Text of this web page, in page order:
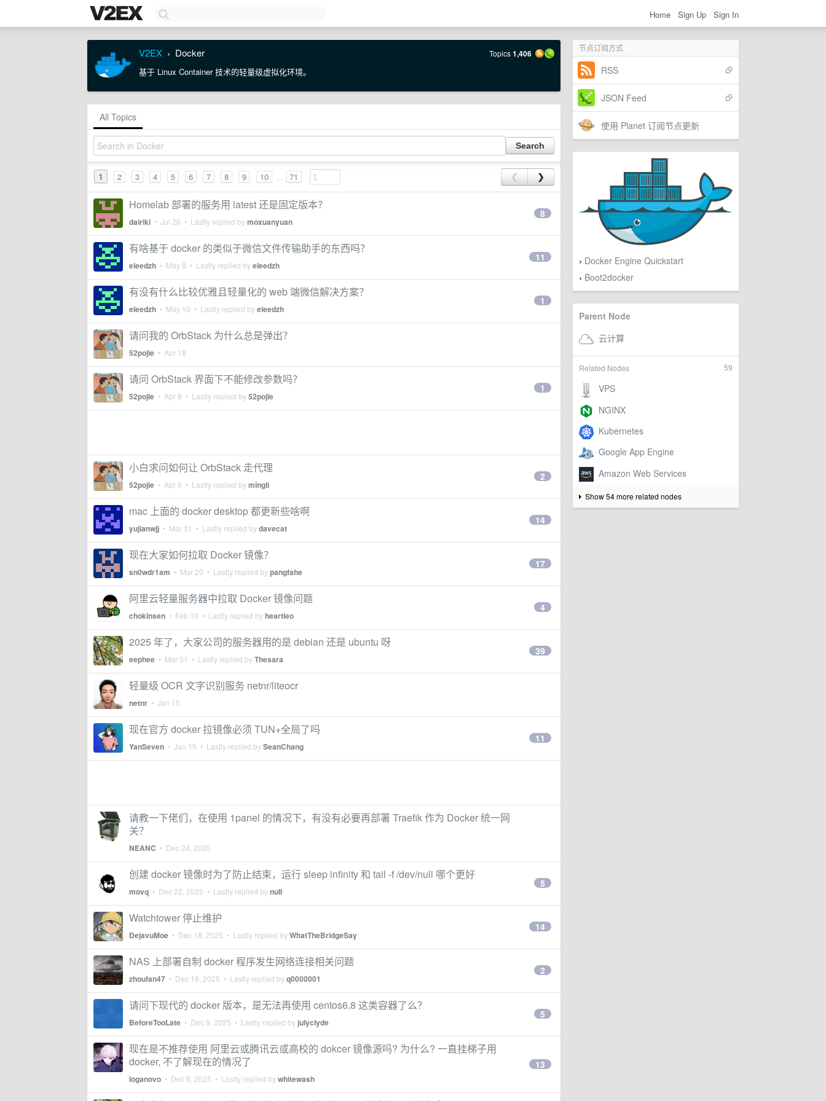
Home Sign Up Sign In
节点订阅方式
RSS
JSON Feed
使用 Planet 订阅节点更新
› Docker Engine Quickstart
› Boot2docker
Parent Node
59
Related Nodes
Show 54 more related nodes
V2EX › Docker Topics1,406
基于 Linux Container 技术的轻量级虚拟化环境。
All Topics
1 2 3 4 5 6 7 8 9 10 ... 71 ❮ ❯
Homelab 部署的服务用 latest 还是固定版本？
dairiki • Jul 26 • Lastly replied bymoxuanyuan
8
有啥基于 docker 的类似于微信文件传输助手的东西吗？
eleedzh • May 8 • Lastly replied byeleedzh
11
有没有什么比较优雅且轻量化的 web 端微信解决方案？
eleedzh • May 10 • Lastly replied byeleedzh
1
请问我的 OrbStack 为什么总是弹出？
52pojie • Apr 18
请问 OrbStack 界面下不能修改参数吗？
52pojie • Apr 8 • Lastly replied by52pojie
1
小白求问如何让 OrbStack 走代理
52pojie • Apr 6 • Lastly replied bymingli
2
mac 上面的 docker desktop 都更新些啥啊
yujianwjj • Mar 31 • Lastly replied bydavecat
14
现在大家如何拉取 Docker 镜像？
sn0wdr1am • Mar 20 • Lastly replied bypangfahe
17
阿里云轻量服务器中拉取 Docker 镜像问题
chokinsen • Feb 10 • Lastly replied byheartleo
4
2025 年了，大家公司的服务器用的是 debian 还是 ubuntu 呀
eephee • Mar 31 • Lastly replied byThesara
39
轻量级 OCR 文字识别服务 netnr/liteocr
netnr • Jan 15
现在官方 docker 拉镜像必须 TUN+全局了吗
YanSeven • Jan 15 • Lastly replied bySeanChang
11
请教一下佬们，在使用 1panel 的情况下，有没有必要再部署 Traefik 作为 Docker 统一网
关？
NEANC • Dec 24, 2025
创建 docker 镜像时为了防止结束，运行 sleep infinity 和 tail -f /dev/null 哪个更好
movq • Dec 22, 2025 • Lastly replied bynuII
5
Watchtower 停止维护
DejavuMoe • Dec 18, 2025 • Lastly replied byWhatTheBridgeSay
14
NAS 上部署自制 docker 程序发生网络连接相关问题
zhoufan47 • Dec 18, 2025 • Lastly replied byq0000001
2
请问下现代的 docker 版本，是无法再使用 centos6.8 这类容器了么？
BeforeTooLate • Dec 9, 2025 • Lastly replied by julyclyde
5
现在是不推荐使用 阿里云或腾讯云或高校的 dokcer 镜像源吗? 为什么? 一直挂梯子用
docker, 不了解现在的情况了
loganovo • Dec 8, 2025 • Lastly replied bywhitewash
13